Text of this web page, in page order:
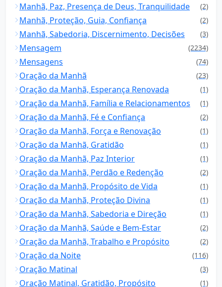
Manhã, Paz, Presença de Deus, Tranquilidade (2)
Manhã, Proteção, Guia, Confiança (2)
Manhã, Sabedoria, Discernimento, Decisões (3)
Mensagem (2234)
Mensagens (74)
Oração da Manhã (23)
Oração da Manhã, Esperança Renovada (1)
Oração da Manhã, Família e Relacionamentos (1)
Oração da Manhã, Fé e Confiança (2)
Oração da Manhã, Força e Renovação (1)
Oração da Manhã, Gratidão (1)
Oração da Manhã, Paz Interior (1)
Oração da Manhã, Perdão e Redenção (2)
Oração da Manhã, Propósito de Vida (1)
Oração da Manhã, Proteção Divina (1)
Oração da Manhã, Sabedoria e Direção (1)
Oração da Manhã, Saúde e Bem-Estar (2)
Oração da Manhã, Trabalho e Propósito (2)
Oração da Noite (116)
Oração Matinal (3)
Oração Matinal, Gratidão, Propósito (1)